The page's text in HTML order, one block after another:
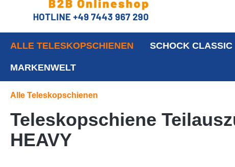
ALLE TELESKOPSCHIENEN SCHOCK CLASSIC
MARKENWELT
Alle Teleskopschienen
Teleskopschiene
HEAVY